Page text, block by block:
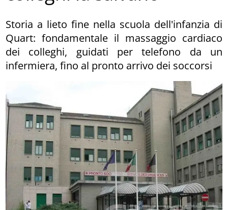
Storia a lieto fine nella scuola dell'infanzia di
Quart: fondamentale il massaggio cardiaco
dei colleghi, guidati per telefono da un
infermiera, fino al pronto arrivo dei soccorsi